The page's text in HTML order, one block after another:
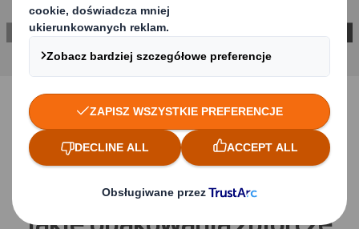
SKONTAKTUJ SIĘ Z NAMI!